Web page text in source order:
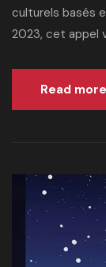
culturels basés
2023, cet appel
Read more